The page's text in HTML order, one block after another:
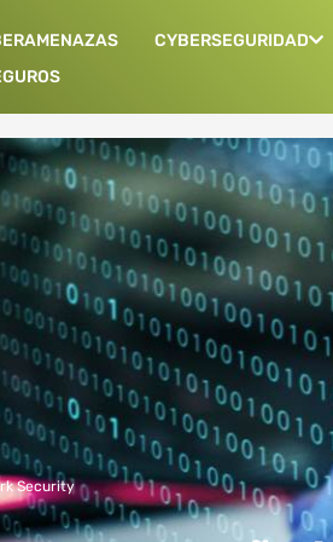
CYBERSEGURIDAD
Security